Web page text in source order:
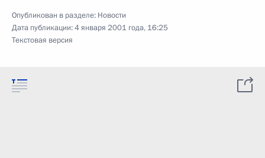
Опубликован в разделе: Новости
Дата публикации:4 января 2001 года, 16:25
Текстовая версия